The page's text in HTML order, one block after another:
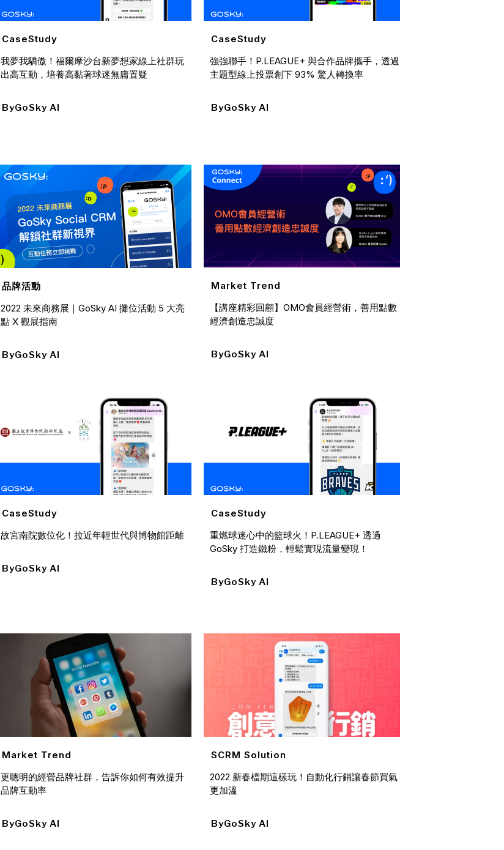
CaseStudy
我夢我驕傲！福爾摩沙台新夢想家線上社群玩
出高互動，培養高黏著球迷無庸置疑
ByGoSky AI
CaseStudy
強強聯手！P.LEAGUE+ 與合作品牌攜手，透過
主題型線上投票創下 93% 驚人轉換率
ByGoSky AI
品牌活動
2022 未來商務展｜GoSky AI 攤位活動 5 大亮
點 X 觀展指南
ByGoSky AI
Market Trend
【講座精彩回顧】OMO會員經營術，善用點數
經濟創造忠誠度
ByGoSky AI
CaseStudy
故宮南院數位化！拉近年輕世代與博物館距離
ByGoSky AI
CaseStudy
重燃球迷心中的籃球火！P.LEAGUE+ 透過
GoSky 打造鐵粉，輕鬆實現流量變現！
ByGoSky AI
Market Trend
更聰明的經營品牌社群，告訴你如何有效提升
品牌互動率
ByGoSky AI
SCRM Solution
2022 新春檔期這樣玩！自動化行銷讓春節買氣
更加溫
ByGoSky AI